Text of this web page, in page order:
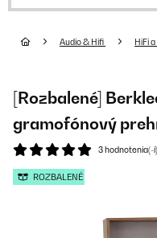
Audio & Hifi HiFi
[Rozbalené]
gramofónový
3 hodnotenia(-í)
ROZBALENÉ